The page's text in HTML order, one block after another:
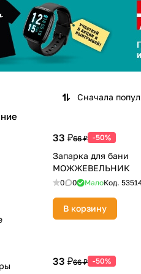
Сначала
33 ₽66 ₽ -50%
Запарка для бани
МОЖЖЕВЕЛЬНИК
0 0 МалоКод.
В корзину
33 ₽66 ₽ -50%